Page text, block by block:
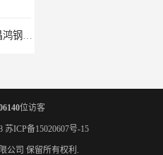
位访客
苏ICP备15020607号-15
公司 保留所有权利.